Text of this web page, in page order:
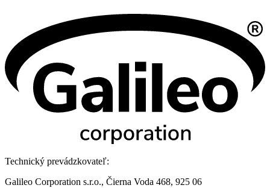
Technický prevádzkovateľ:
Galileo Corporation s.r.o., Čierna Voda 468, 925 06